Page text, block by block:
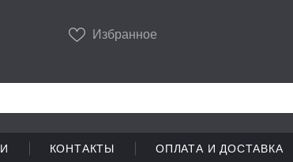
Избранное
КОНТАКТЫ ОПЛАТА И ДОСТАВКА